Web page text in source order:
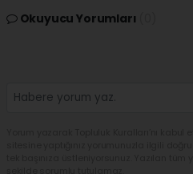
Okuyucu Yorumları